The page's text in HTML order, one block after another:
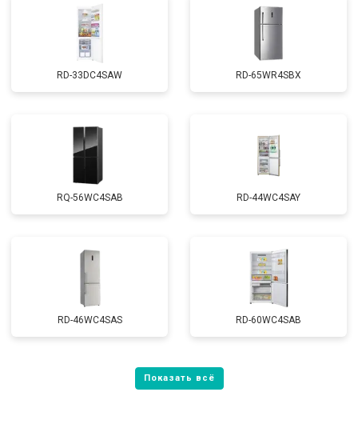
RD-33DC4SAW RD-65WR4SBX
RQ-56WC4SAB RD-44WC4SAY
RD-46WC4SAS RD-60WC4SAB